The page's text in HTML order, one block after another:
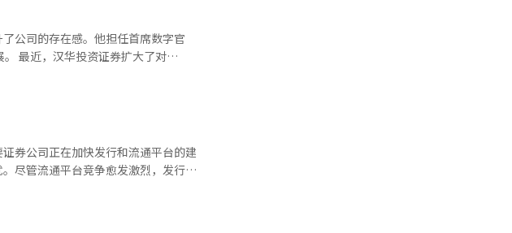
全球消费生态系统。世界各国的年轻
元的数字支付网络相连接，情况将会
和游戏道具，那么不仅仅是内容出
于韩元的存款和国债担保需求。这种
）市场的活跃也将产生积极影响。此
信号。仅仅几年前，韩国金融当局对
为下一代金融基础设施。尤其是美
行的方向发展。其战略并不是阻止数
，而欧洲则希望建立基于欧元的数字
支持外资公司的法人识别号(LEI)确
一天”
仅仅是将结算日提前一天，而是对
个哪怕一次错误
愈加重要。 他提到：“美
们也必须通过自动化和标准化，为市
等产生现金流的商业房地产。 金
艺术”的经验，进入了房地产碎片投
过共同艺术，我感受到许多投资者
经验，因此对房地产的信心特别
产是商业房
够实现消费与投资结合的空间。金代
住宿资源紧缺。”他还补充道：“我
享收益。金代表表示：“例如，如果
市
公司的存在感。他担任首席数字官
。 最近，汉华投资证券扩大了对
金东元的战略色彩愈加明显。业界普
金的方式构成了行业的本质。然而，
变化的管理者之一。他认为，保险公
AI的应用程度以及平台的建设。 汉华
投资，正是基于这一背景。金社长担
。 他关注的并不仅仅是简单的计算机
券公司正在加快发行和流通平台的建
尽管流通平台竞争愈发激烈，发行生